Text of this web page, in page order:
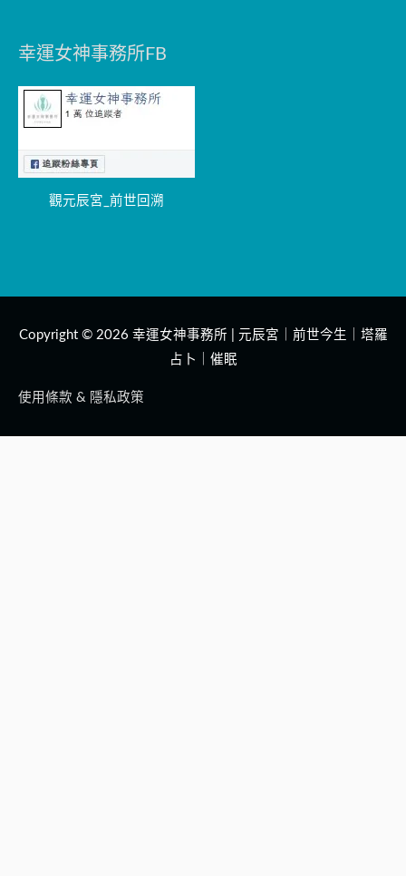
幸運女神事務所FB
觀元辰宮_前世回溯
Copyright © 2026 幸運女神事務所 | 元辰宮｜前世今生｜塔羅
占卜｜催眠
使用條款 & 隱私政策